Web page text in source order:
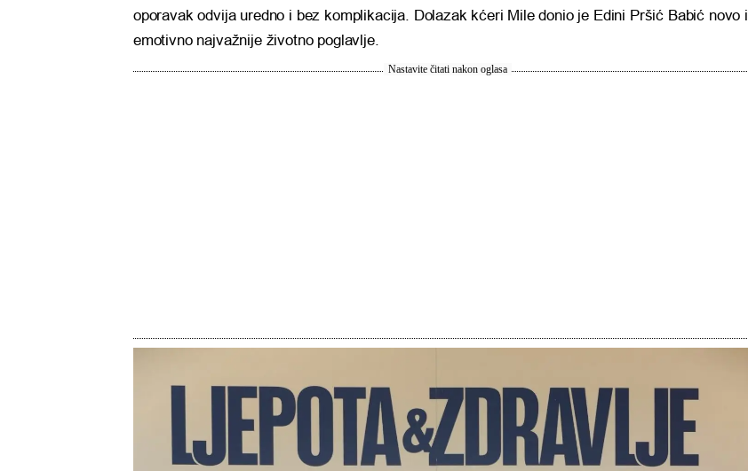
oporavak odvija uredno i bez komplikacija. Dolazak kćeri Mile donio je Edini Pršić Babić novo i
emotivno najvažnije životno poglavlje.
Nastavite čitati nakon oglasa